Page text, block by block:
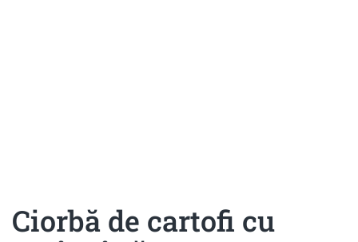
Ciorbă de cartofi cu